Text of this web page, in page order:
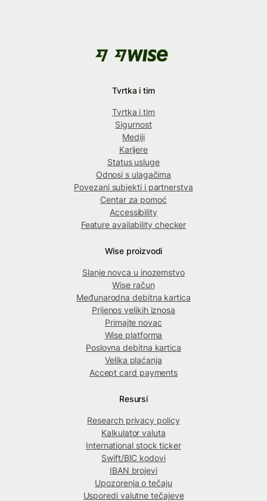
Tvrtka i tim
Tvrtka i tim
Sigurnost
Mediji
Karijere
Status usluge
Odnosi s ulagačima
Povezani subjekti i partnerstva
Centar za pomoć
Accessibility
Feature availability checker
Wise proizvodi
Slanje novca u inozemstvo
Wise račun
Međunarodna debitna kartica
Prijenos velikih iznosa
Primajte novac
Wise platforma
Poslovna debitna kartica
Velika plaćanja
Accept card payments
Resursi
Research privacy policy
Kalkulator valuta
International stock ticker
Swift/BIC kodovi
IBAN brojevi
Upozorenja o tečaju
Usporedi valutne tečajeve